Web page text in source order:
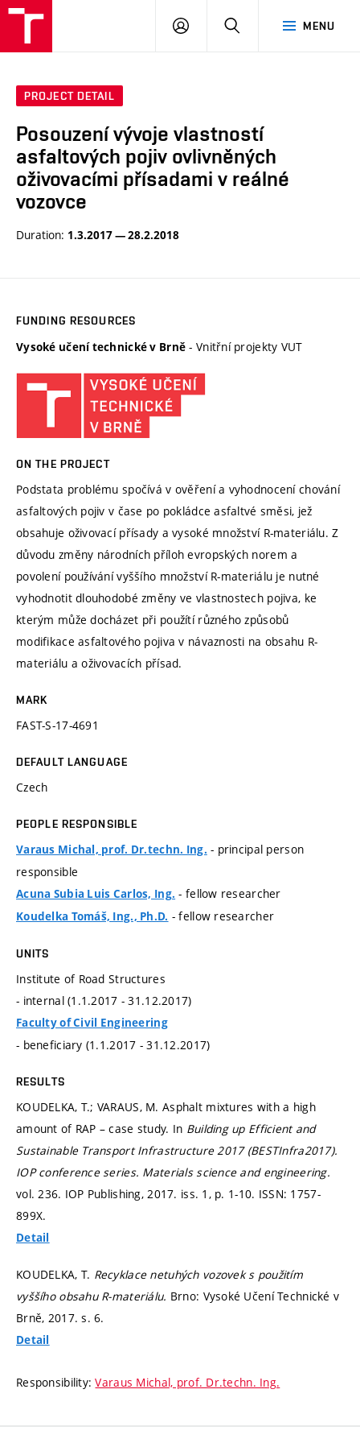
MENU
LOG
SEARCH
PROJECT DETAIL
Posouzení vývoje vlastností
asfaltových pojiv ovlivněných
oživovacími přísadami v reálné
vozovce
Duration: 1.3.2017 — 28.2.2018
FUNDING RESOURCES
Vysoké učení technické v Brně - Vnitřní projekty VUT
ON THE PROJECT
Podstata problému spočívá v ověření a vyhodnocení chování
asfaltových pojiv v čase po pokládce asfaltvé směsi, jež
obsahuje oživovací přísady a vysoké množství R-materiálu. Z
důvodu změny národních příloh evropských norem a
povolení používání vyššího množství R-materiálu je nutné
vyhodnotit dlouhodobé změny ve vlastnostech pojiva, ke
kterým může docházet při použítí různého způsobů
modifikace asfaltového pojiva v návaznosti na obsahu R-
materiálu a oživovacích přísad.
MARK
FAST-S-17-4691
DEFAULT LANGUAGE
Czech
PEOPLE RESPONSIBLE
Varaus Michal, prof. Dr.techn. Ing. - principal person
responsible
Acuna Subia Luis Carlos, Ing. - fellow researcher
Koudelka Tomáš, Ing., Ph.D. - fellow researcher
UNITS
Institute of Road Structures
- internal (1.1.2017 - 31.12.2017)
Faculty of Civil Engineering
- beneficiary (1.1.2017 - 31.12.2017)
RESULTS
KOUDELKA, T.; VARAUS, M. Asphalt mixtures with a high
amount of RAP – case study. In Building up Efficient and
Sustainable Transport Infrastructure 2017 (BESTInfra2017).
IOP conference series. Materials science and engineering.
vol. 236. IOP Publishing, 2017. iss. 1, p. 1-10. ISSN: 1757-
899X.
Detail
KOUDELKA, T. Recyklace netuhých vozovek s použitím
vyššího obsahu R-materiálu. Brno: Vysoké Učení Technické v
Brně, 2017.s. 6.
Detail
Responsibility:Varaus Michal, prof. Dr.techn. Ing.